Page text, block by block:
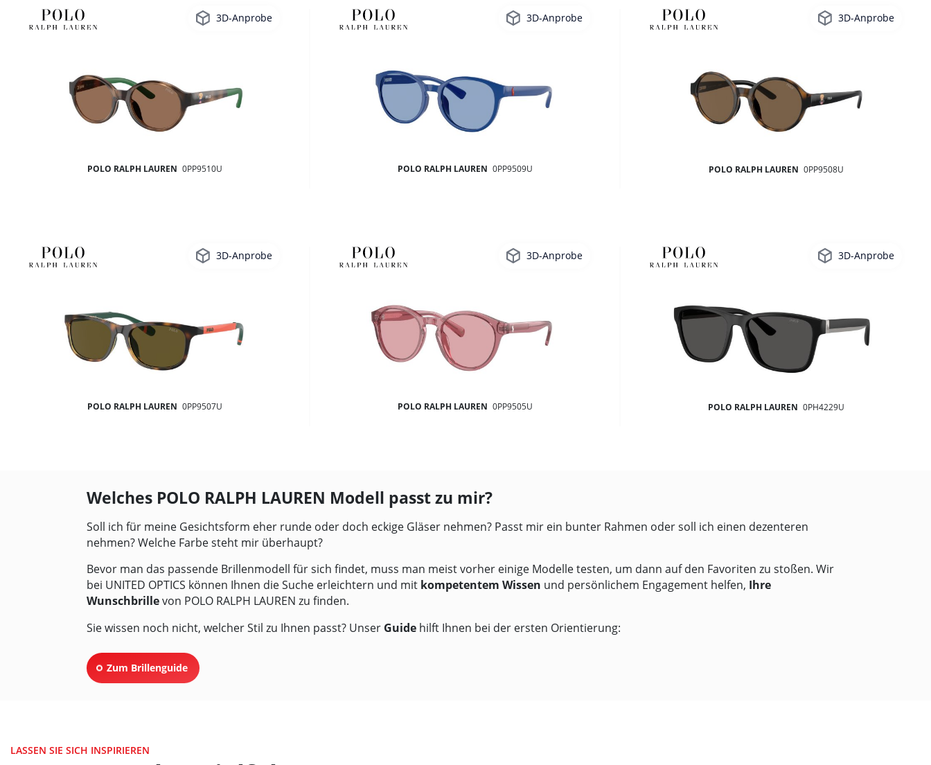
POLO RALPH LAUREN 0PP9510U
3D-Anprobe
POLO RALPH LAUREN 0PP9509U
3D-Anprobe
POLO RALPH LAUREN 0PP9508U
3D-Anprobe
POLO RALPH LAUREN 0PP9507U
3D-Anprobe
POLO RALPH LAUREN 0PP9505U
3D-Anprobe
POLO RALPH LAUREN 0PH4229U
3D-Anprobe
Welches POLO RALPH LAUREN Modell passt zu mir?
Soll ich für meine Gesichtsform eher runde oder doch eckige Gläser nehmen? Passt mir ein bunter Rahmen oder soll ich einen dezenteren
nehmen? Welche Farbe steht mir überhaupt?
Bevor man das passende Brillenmodell für sich findet, muss man meist vorher einige Modelle testen, um dann auf den Favoriten zu stoßen. Wir
bei UNITED OPTICS können Ihnen die Suche erleichtern und mit kompetentem Wissen und persönlichem Engagement helfen, Ihre
Wunschbrillevon POLO RALPH LAUREN zu finden.
Sie wissen noch nicht, welcher Stil zu Ihnen passt? Unser Guide hilft Ihnen bei der ersten Orientierung:
Zum Brillenguide
LASSEN SIE SICH INSPIRIEREN